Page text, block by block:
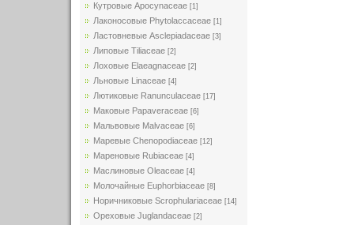
Кутровые Apocynaceae [1]
Лаконосовые Phytolaccaceae [1]
Ластовневые Asclepiadaceae [3]
Липовые Tiliaceae [2]
Лоховые Elaeagnaceae [2]
Льновые Linaceae [4]
Лютиковые Ranunculaceae [17]
Маковые Papaveraceae [6]
Мальвовые Malvaceae [6]
Маревые Chenopodiaceae [12]
Мареновые Rubiaceae [4]
Маслиновые Oleaceae [4]
Молочайные Euphorbiaceae [8]
Норичниковые Scrophulariaceae [14]
Ореховые Juglandaceae [2]